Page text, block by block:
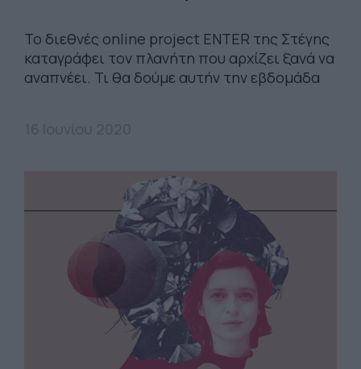
Το διεθνές online project ENTER της Στέγης
καταγράφει τον πλανήτη που αρχίζει ξανά να
αναπνέει. Τι θα δούμε αυτήν την εβδομάδα